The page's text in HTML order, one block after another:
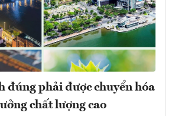
đúng phải được chuyển hóa
chất lượng cao